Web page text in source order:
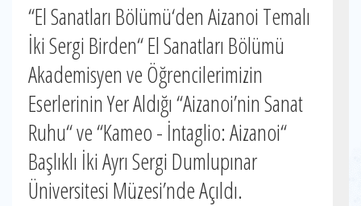
“El Sanatları Bölümü‘den Aizanoi Temalı
İki Sergi Birden“ El Sanatları Bölümü
Akademisyen ve Öğrencilerimizin
Eserlerinin Yer Aldığı “Aizanoi’nin Sanat
Ruhu“ ve “Kameo - İntaglio: Aizanoi“
Başlıklı İki Ayrı Sergi Dumlupınar
Üniversitesi Müzesi’nde Açıldı.